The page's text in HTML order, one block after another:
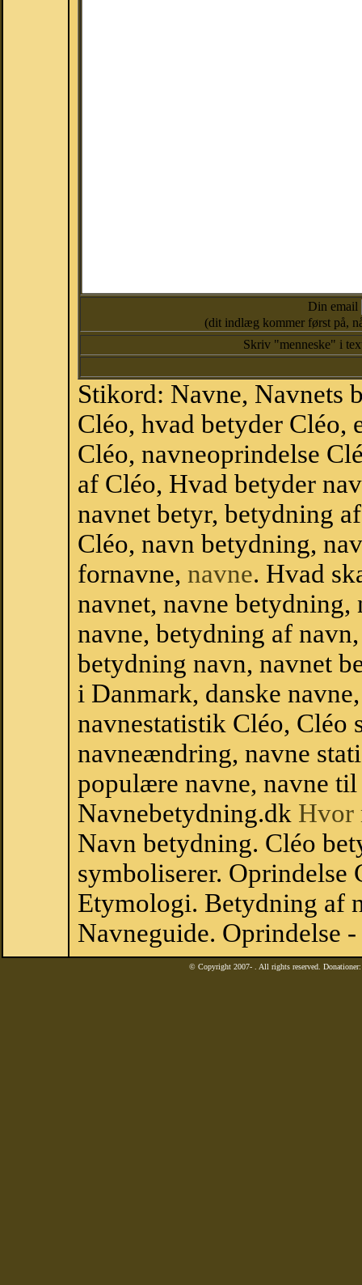
Din email
(dit indlæg kommer først på,
Skriv "menneske" i
Stikord: Navne, Navnets
Cléo, hvad betyder Cléo,
Cléo, navneoprindelse
af Cléo, Hvad betyder
navnet betyr, betydning
Cléo, navn betydning,
fornavne, navne. Hvad
navnet, navne
navne, betydning af
betydning navn, navnet
i Danmark, danske
navnestatistik Cléo, Cléo
navneændring, navne
populære navne, navne
Navnebetydning.dk Hvor
Navn betydning. Cléo
symboliserer. Oprindelse
Etymologi. Betydning af
Navneguide. Oprindelse
© Copyright 2007- . All rights reserved.